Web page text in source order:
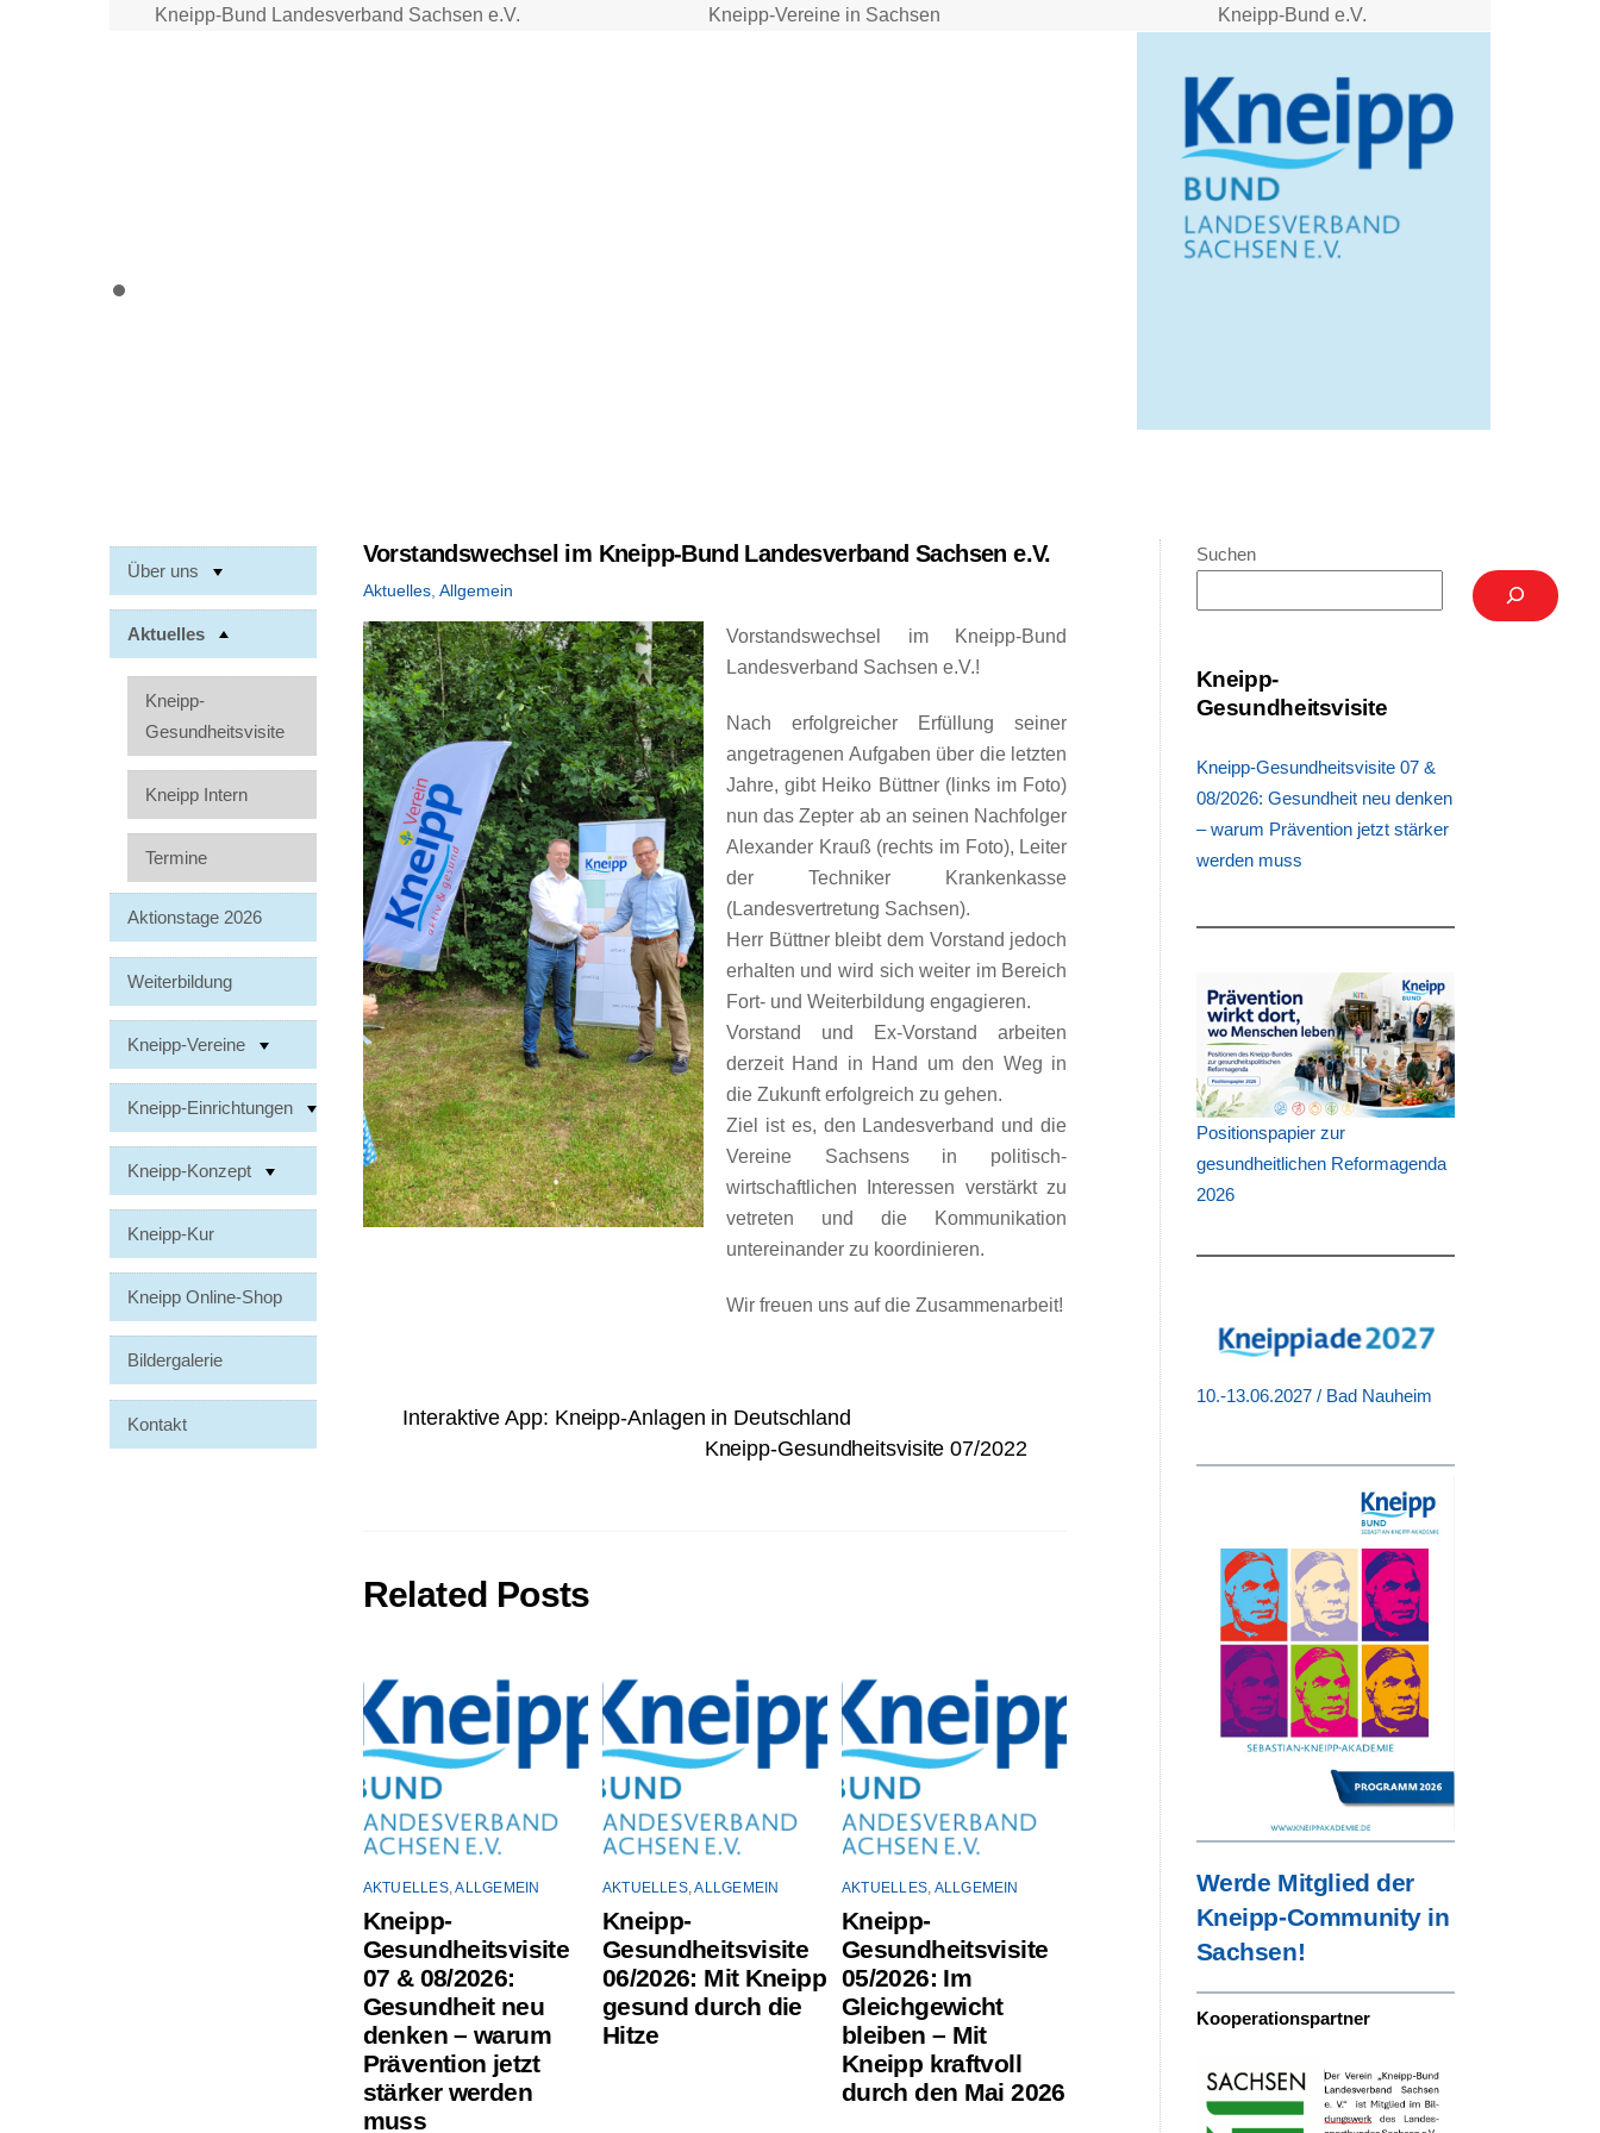
Kneipp-Bund Landesverband Sachsen e.V. Kneipp-Vereine in Sachsen Kneipp-Bund e.V.
Vorstandswechsel im Kneipp-Bund Landesverband Sachsen e.V.
Aktuelles, Allgemein
Vorstandswechsel im Kneipp-Bund
Landesverband Sachsen e.V.!
Nach erfolgreicher Erfüllung seiner
angetragenen Aufgaben über die letzten
Jahre, gibt Heiko Büttner (links im Foto)
nun das Zepter ab an seinen Nachfolger
Alexander Krauß (rechts im Foto), Leiter
der Techniker Krankenkasse
(Landesvertretung Sachsen).
Herr Büttner bleibt dem Vorstand jedoch
erhalten und wird sich weiter im Bereich
Fort- und Weiterbildung engagieren.
Vorstand und Ex-Vorstand arbeiten
derzeit Hand in Hand um den Weg in
die Zukunft erfolgreich zu gehen.
Ziel ist es, den Landesverband und die
Vereine Sachsens in politisch-
wirtschaftlichen Interessen verstärkt zu
vetreten und die Kommunikation
untereinander zu koordinieren.
Wir freuen uns auf die Zusammenarbeit!
Interaktive App: Kneipp-Anlagen in Deutschland
Kneipp-Gesundheitsvisite 07/2022
Related Posts
AKTUELLES,ALLGEMEIN
Kneipp-
Gesundheitsvisite
07 & 08/2026:
Gesundheit neu
denken – warum
Prävention jetzt
stärker werden
muss
AKTUELLES,ALLGEMEIN
Kneipp-
Gesundheitsvisite
06/2026: Mit Kneipp
gesund durch die
Hitze
AKTUELLES ALLGEMEIN
Kneipp-
Gesundheitsvisite
05/2026: Im
Gleichgewicht
bleiben – Mit
Kneipp kraftvoll
durch den Mai 2026
Über uns
Aktuelles
Kneipp-
Gesundheitsvisite
Kneipp Intern
Termine
Aktionstage 2026
Weiterbildung
Kneipp-Vereine
Kneipp-Einrichtungen
Kneipp-Konzept
Kneipp-Kur
Kneipp Online-Shop
Bildergalerie
Kontakt
Suchen
Kneipp-
Gesundheitsvisite
Kneipp-Gesundheitsvisite 07 &
08/2026: Gesundheit neu denken
– warum Prävention jetzt stärker
werden muss
Positionspapier zur
gesundheitlichen Reformagenda
2026
10.-13.06.2027 / Bad Nauheim
Werde Mitglied der
Kneipp-Community in
Sachsen!
Kooperationspartner